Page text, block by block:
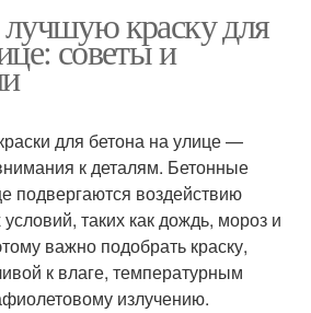
краску для
советы и
для бетона на улице —
к деталям. Бетонные
подвергаются воздействию
таких как дождь, мороз и
важно подобрать краску,
к влаге, температурным
излучению.